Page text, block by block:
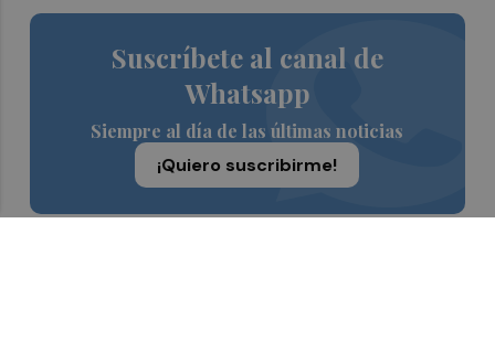
Suscríbete al canal de
Whatsapp
Siempre al día de las últimas noticias
¡Quiero suscribirme!